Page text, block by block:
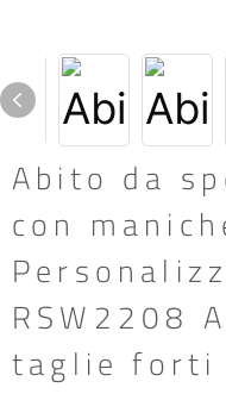
Abito da
con
RSW2208
taglie forti